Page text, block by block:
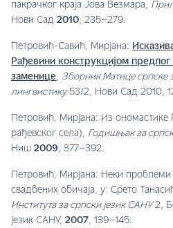
пакрачког краја Јова Везмара,
Нови Сад 2010, 235–279.
Петровић-Савић, Мирјана:
Рађевини конструкцијом
заменице, Зборник Матице српске
лингвистику53/2, Нови Сад 2010,
Петровић, Мирјана: Из
рађевског села), Годишњак за
Ниш 2009, 377–392.
Петровић, Мирјана: Неки
свадбених обичаја, у: Срето
Института за српски језик САНУ2,
језик САНУ, 2007, 139–145.